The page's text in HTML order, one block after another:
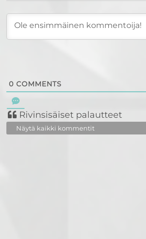
0 COMMENTS
Rivinsisäiset palautteet
Näytä kaikki kommentit